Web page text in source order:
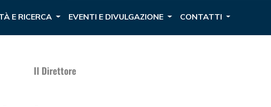
E RICERCA EVENTI E DIVULGAZIONE CONTATTI
Il Direttore